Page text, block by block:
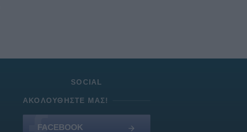
SOCIAL
ΑΚΟΛΟΥΘΉΣΤΕ ΜΑΣ!
FACEBOOK